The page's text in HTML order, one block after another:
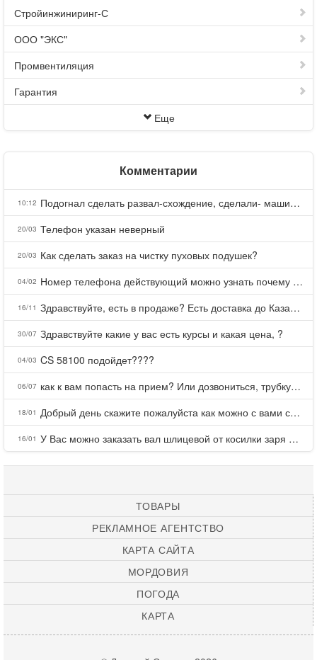
Стройинжиниринг-С
ООО "ЭКС"
Промвентиляция
Гарантия
Еще
Комментарии
10:12 Подогнал сделать развал-схождение, сделали- машина уходит на право и колеса проверил все хорошо с атмосферами ужас как можно делать авто, не ужели не берегут свою репутацию, не советую.
20/03 Телефон указан неверный
20/03 Как сделать заказ на чистку пуховых подушек?
04/02 Номер телефона действующий можно узнать почему номер неправельный
16/11 Здравствуйте, есть в продаже? Есть доставка до Казани?
30/07 Здравствуйте какие у вас есть курсы и какая цена, ?
04/03 CS 58100 подойдет????
06/07 как к вам попасть на прием? Или дозвониться, трубку не берете.
18/01 Добрый день скажите пожалуйста как можно с вами связаться . Телефон не отвечает .Заказала кухню в тц Хороший есть претензии а менеджер контактов не дает .Что делать?
16/01 У Вас можно заказать вал шлицевой от косилки заря для мтз, который соединяет мотоблок с косилкой.?
ТОВАРЫ
РЕКЛАМНОЕ АГЕНТСТВО
КАРТА САЙТА
МОРДОВИЯ
ПОГОДА
КАРТА